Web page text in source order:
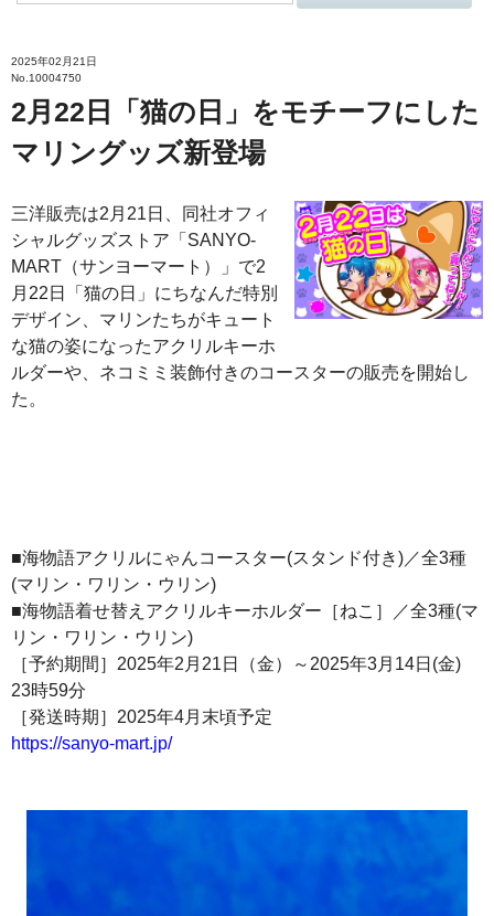
2025年02月21日
No.10004750
2月22日「猫の日」をモチーフにした
マリングッズ新登場
三洋販売は2月21日、同社オフィ
シャルグッズストア「SANYO-
MART（サンヨーマート）」で2
月22日「猫の日」にちなんだ特別
デザイン、マリンたちがキュート
な猫の姿になったアクリルキーホ
ルダーや、ネコミミ装飾付きのコースターの販売を開始し
た。
■海物語アクリルにゃんコースター(スタンド付き)／全3種
(マリン・ワリン・ウリン)
■海物語着せ替えアクリルキーホルダー［ねこ］／全3種(マ
リン・ワリン・ウリン)
［予約期間］2025年2月21日（金）～2025年3月14日(金)
23時59分
［発送時期］2025年4月末頃予定
https://sanyo-mart.jp/